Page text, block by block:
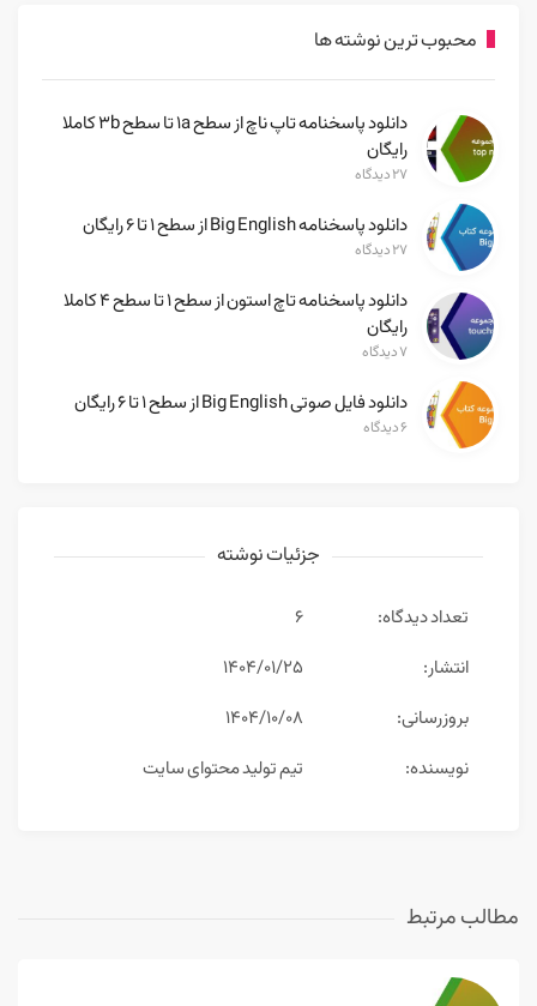
محبوب ترین نوشته ها
دانلود پاسخنامه تاپ ناچ از سطح 1a تا سطح 3b کاملا
رایگان
۲۷ دیدگاه
دانلود پاسخنامه Big English از سطح ۱ تا ۶ رایگان
۲۷ دیدگاه
دانلود پاسخنامه تاچ استون از سطح ۱ تا سطح ۴ کاملا
رایگان
۷ دیدگاه
دانلود فایل صوتی Big English از سطح ۱ تا ۶ رایگان
۶ دیدگاه
جزئیات نوشته
تعداد دیدگاه:
6
انتشار:
۱۴۰۴/۰۱/۲۵
بروزرسانی:
۱۴۰۴/۱۰/۰۸
نویسنده:
تیم تولید محتوای سایت
مطالب مرتبط